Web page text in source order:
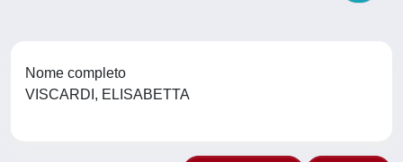
Nome completo
VISCARDI, ELISABETTA